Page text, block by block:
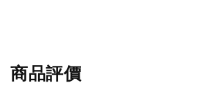
商品評價